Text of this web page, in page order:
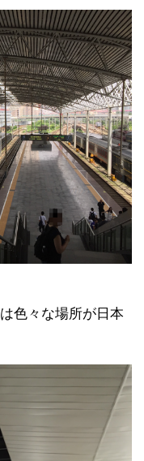
色々な場所が日本